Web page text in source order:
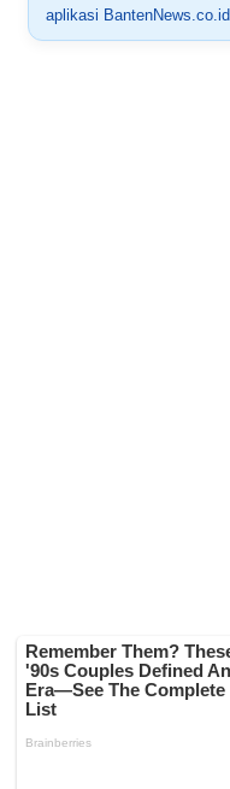
aplikasi BantenNews.co.id